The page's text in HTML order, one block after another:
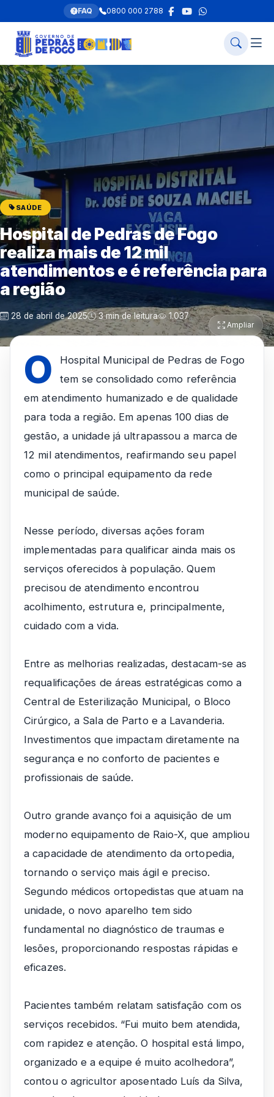
FAQ 0800 000 2788
SAÚDE
Hospital de Pedras de Fogo
realiza mais de 12 mil
atendimentos e é referência para
a região
28 de abril de 2025 3 min de leitura 1.037
Ampliar
O
Hospital Municipal de Pedras de Fogo
tem se consolidado como referência
em atendimento humanizado e de qualidade
para toda a região. Em apenas 100 dias de
gestão, a unidade já ultrapassou a marca de
12 mil atendimentos, reafirmando seu papel
como o principal equipamento da rede
municipal de saúde.
Nesse período, diversas ações foram
implementadas para qualificar ainda mais os
serviços oferecidos à população. Quem
precisou de atendimento encontrou
acolhimento, estrutura e, principalmente,
cuidado com a vida.
Entre as melhorias realizadas, destacam-se as
requalificações de áreas estratégicas como a
Central de Esterilização Municipal, o Bloco
Cirúrgico, a Sala de Parto e a Lavanderia.
Investimentos que impactam diretamente na
segurança e no conforto de pacientes e
profissionais de saúde.
Outro grande avanço foi a aquisição de um
moderno equipamento de Raio-X, que ampliou
a capacidade de atendimento da ortopedia,
tornando o serviço mais ágil e preciso.
Segundo médicos ortopedistas que atuam na
unidade, o novo aparelho tem sido
fundamental no diagnóstico de traumas e
lesões, proporcionando respostas rápidas e
eficazes.
Pacientes também relatam satisfação com os
serviços recebidos. “Fui muito bem atendida,
com rapidez e atenção. O hospital está limpo,
organizado e a equipe é muito acolhedora”,
contou o agricultor aposentado Luís da Silva,